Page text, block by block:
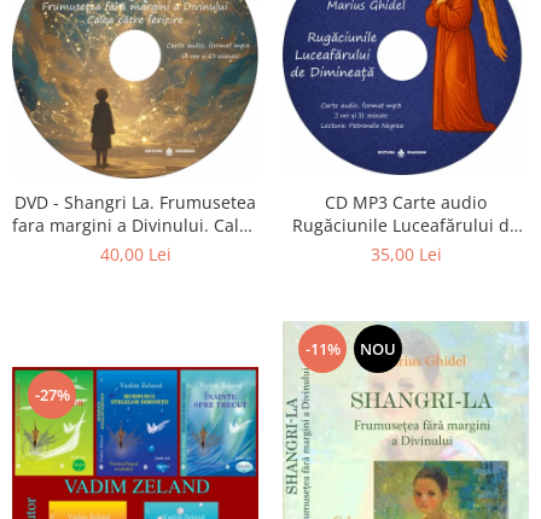
DVD - Shangri La. Frumusetea
fara margini a Divinului. Calea
catre fericire
40,00 Lei
CD MP3 Carte audio
Rugăciunile Luceafărului de
dimineață
35,00 Lei
-27%
-11% NOU